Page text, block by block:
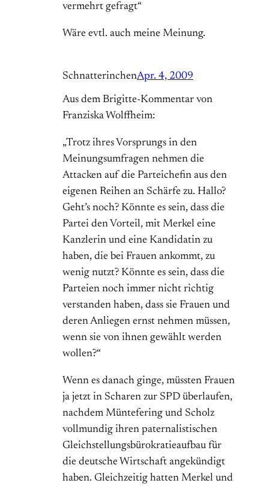
vermehrt gefragt“
Wäre evtl. auch meine Meinung.
SchnatterinchenApr. 4, 2009
Aus dem Brigitte-Kommentar von
Franziska Wolffheim:
„Trotz ihres Vorsprungs in den
Meinungsumfragen nehmen die
Attacken auf die Parteichefin aus den
eigenen Reihen an Schärfe zu. Hallo?
Geht’s noch? Könnte es sein, dass die
Partei den Vorteil, mit Merkel eine
Kanzlerin und eine Kandidatin zu
haben, die bei Frauen ankommt, zu
wenig nutzt? Könnte es sein, dass die
Parteien noch immer nicht richtig
verstanden haben, dass sie Frauen und
deren Anliegen ernst nehmen müssen,
wenn sie von ihnen gewählt werden
wollen?“
Wenn es danach ginge, müssten Frauen
ja jetzt in Scharen zur SPD überlaufen,
nachdem Müntefering und Scholz
vollmundig ihren paternalistischen
Gleichstellungsbürokratieaufbau für
die deutsche Wirtschaft angekündigt
haben. Gleichzeitig hatten Merkel und